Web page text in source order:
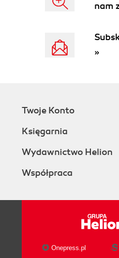
nam
»
Twoje Konto
Księgarnia
Wydawnictwo Helion
Współpraca
Onepress.pl